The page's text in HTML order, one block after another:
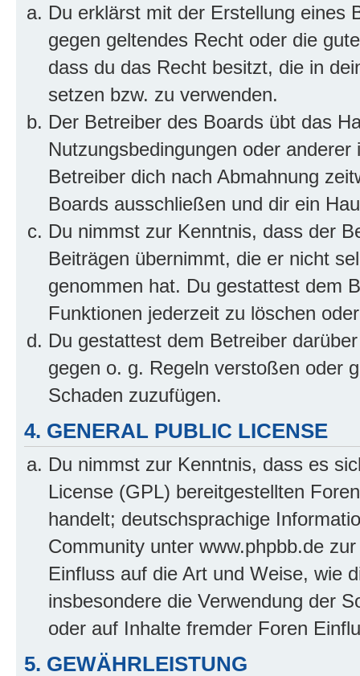
Du erklärst mit der Erstellung eines
gegen geltendes Recht oder die
dass du das Recht besitzt, die in
setzen bzw. zu verwenden.
Der Betreiber des Boards übt das
Nutzungsbedingungen oder
Betreiber dich nach Abmahnung
Boards ausschließen und dir ein
Du nimmst zur Kenntnis, dass der
Beiträgen übernimmt, die er nicht
genommen hat. Du gestattest dem
Funktionen jederzeit zu löschen
Du gestattest dem Betreiber
gegen o. g. Regeln verstoßen oder
Schaden zuzufügen.
4. GENERAL PUBLIC LICENSE
Du nimmst zur Kenntnis, dass es
License (GPL) bereitgestellten
handelt; deutschsprachige
Community unter www.phpbb.de
Einfluss auf die Art und Weise, wie
insbesondere die Verwendung der
oder auf Inhalte fremder Foren
5. GEWÄHRLEISTUNG